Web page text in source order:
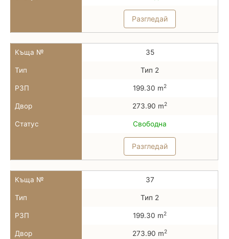
Разгледай
Къща № 35
Тип Тип 2
РЗП 199.30 m2
Двор 273.90 m2
Статус Свободна
Разгледай
Къща № 37
Тип Тип 2
РЗП 199.30 m2
Двор 273.90 m2